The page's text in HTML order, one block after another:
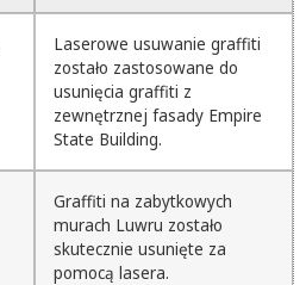
Laserowe usuwanie graffiti
zostało zastosowane do
usunięcia graffiti z
zewnętrznej fasady Empire
State Building.
Graffiti na zabytkowych
murach Luwru zostało
skutecznie usunięte za
pomocą lasera.